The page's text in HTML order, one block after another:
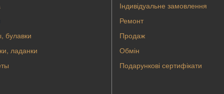
булавки
ладанки
Індивідуальне замовлення
Ремонт
Продаж
Обмін
Подарункові сертифікати